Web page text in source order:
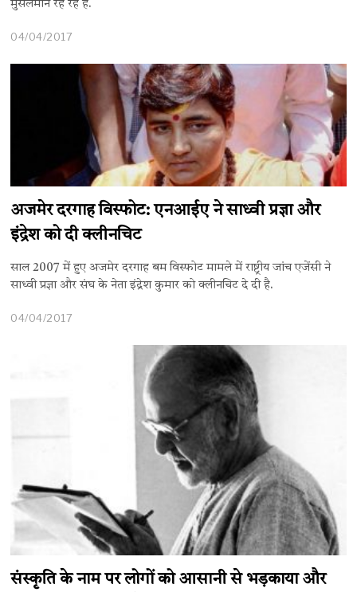
मुसलमान रह रहे हैं.
04/04/2017
अजमेर दरगाह विस्फोट: एनआईए ने साध्वी प्रज्ञा और
इंद्रेश को दी क्लीनचिट
साल 2007 में हुए अजमेर दरगाह बम विस्फोट मामले में राष्ट्रीय जांच एजेंसी ने
साध्वी प्रज्ञा और संघ के नेता इंद्रेश कुमार को ​क्लीनचिट दे दी है.
04/04/2017
संस्कृति के नाम पर लोगों को आसानी से भड़काया और